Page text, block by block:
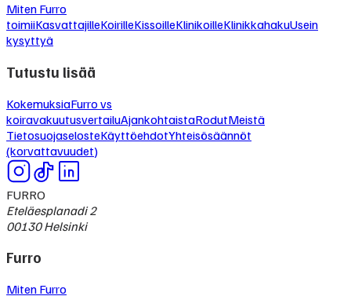
Miten Furro
toimiiKasvattajilleKoirilleKissoilleKlinikoilleKlinikkahakuUsein
kysyttyä
Tutustu lisää
KokemuksiaFurro vs
koiravakuutusvertailuAjankohtaistaRodutMeistä
TietosuojaselosteKäyttöehdotYhteisösäännöt
(korvattavuudet)
FURRO
Eteläesplanadi 2
00130 Helsinki
Furro
Miten Furro